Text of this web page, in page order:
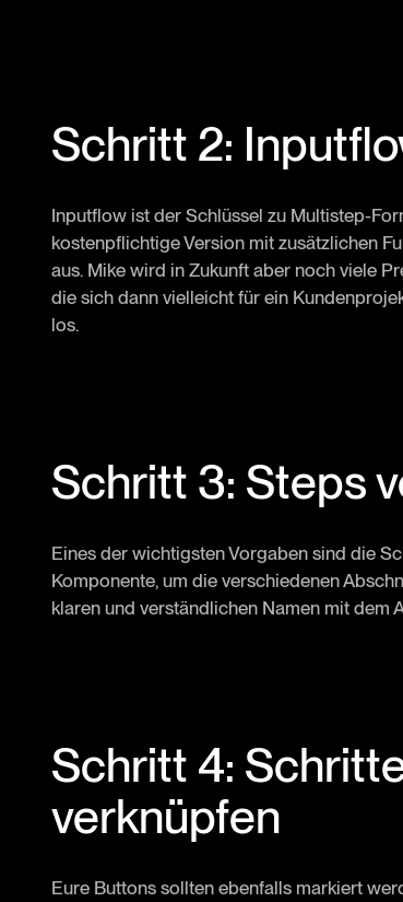
Schritt 2:
Inputflow ist der Schlüssel zu Multistep-
kostenpflichtige Version mit zusätzlichen
aus. Mike wird in Zukunft aber noch viele
die sich dann vielleicht für ein
los.
Schritt 3: Steps
Eines der wichtigsten Vorgaben sind die
Komponente, um die verschiedenen
klaren und verständlichen Namen mit dem
Schritt 4:
verknüpfen
Eure Buttons sollten ebenfalls markiert